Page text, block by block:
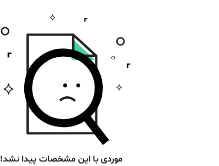
موردی با این مشخصات پیدا نشد!